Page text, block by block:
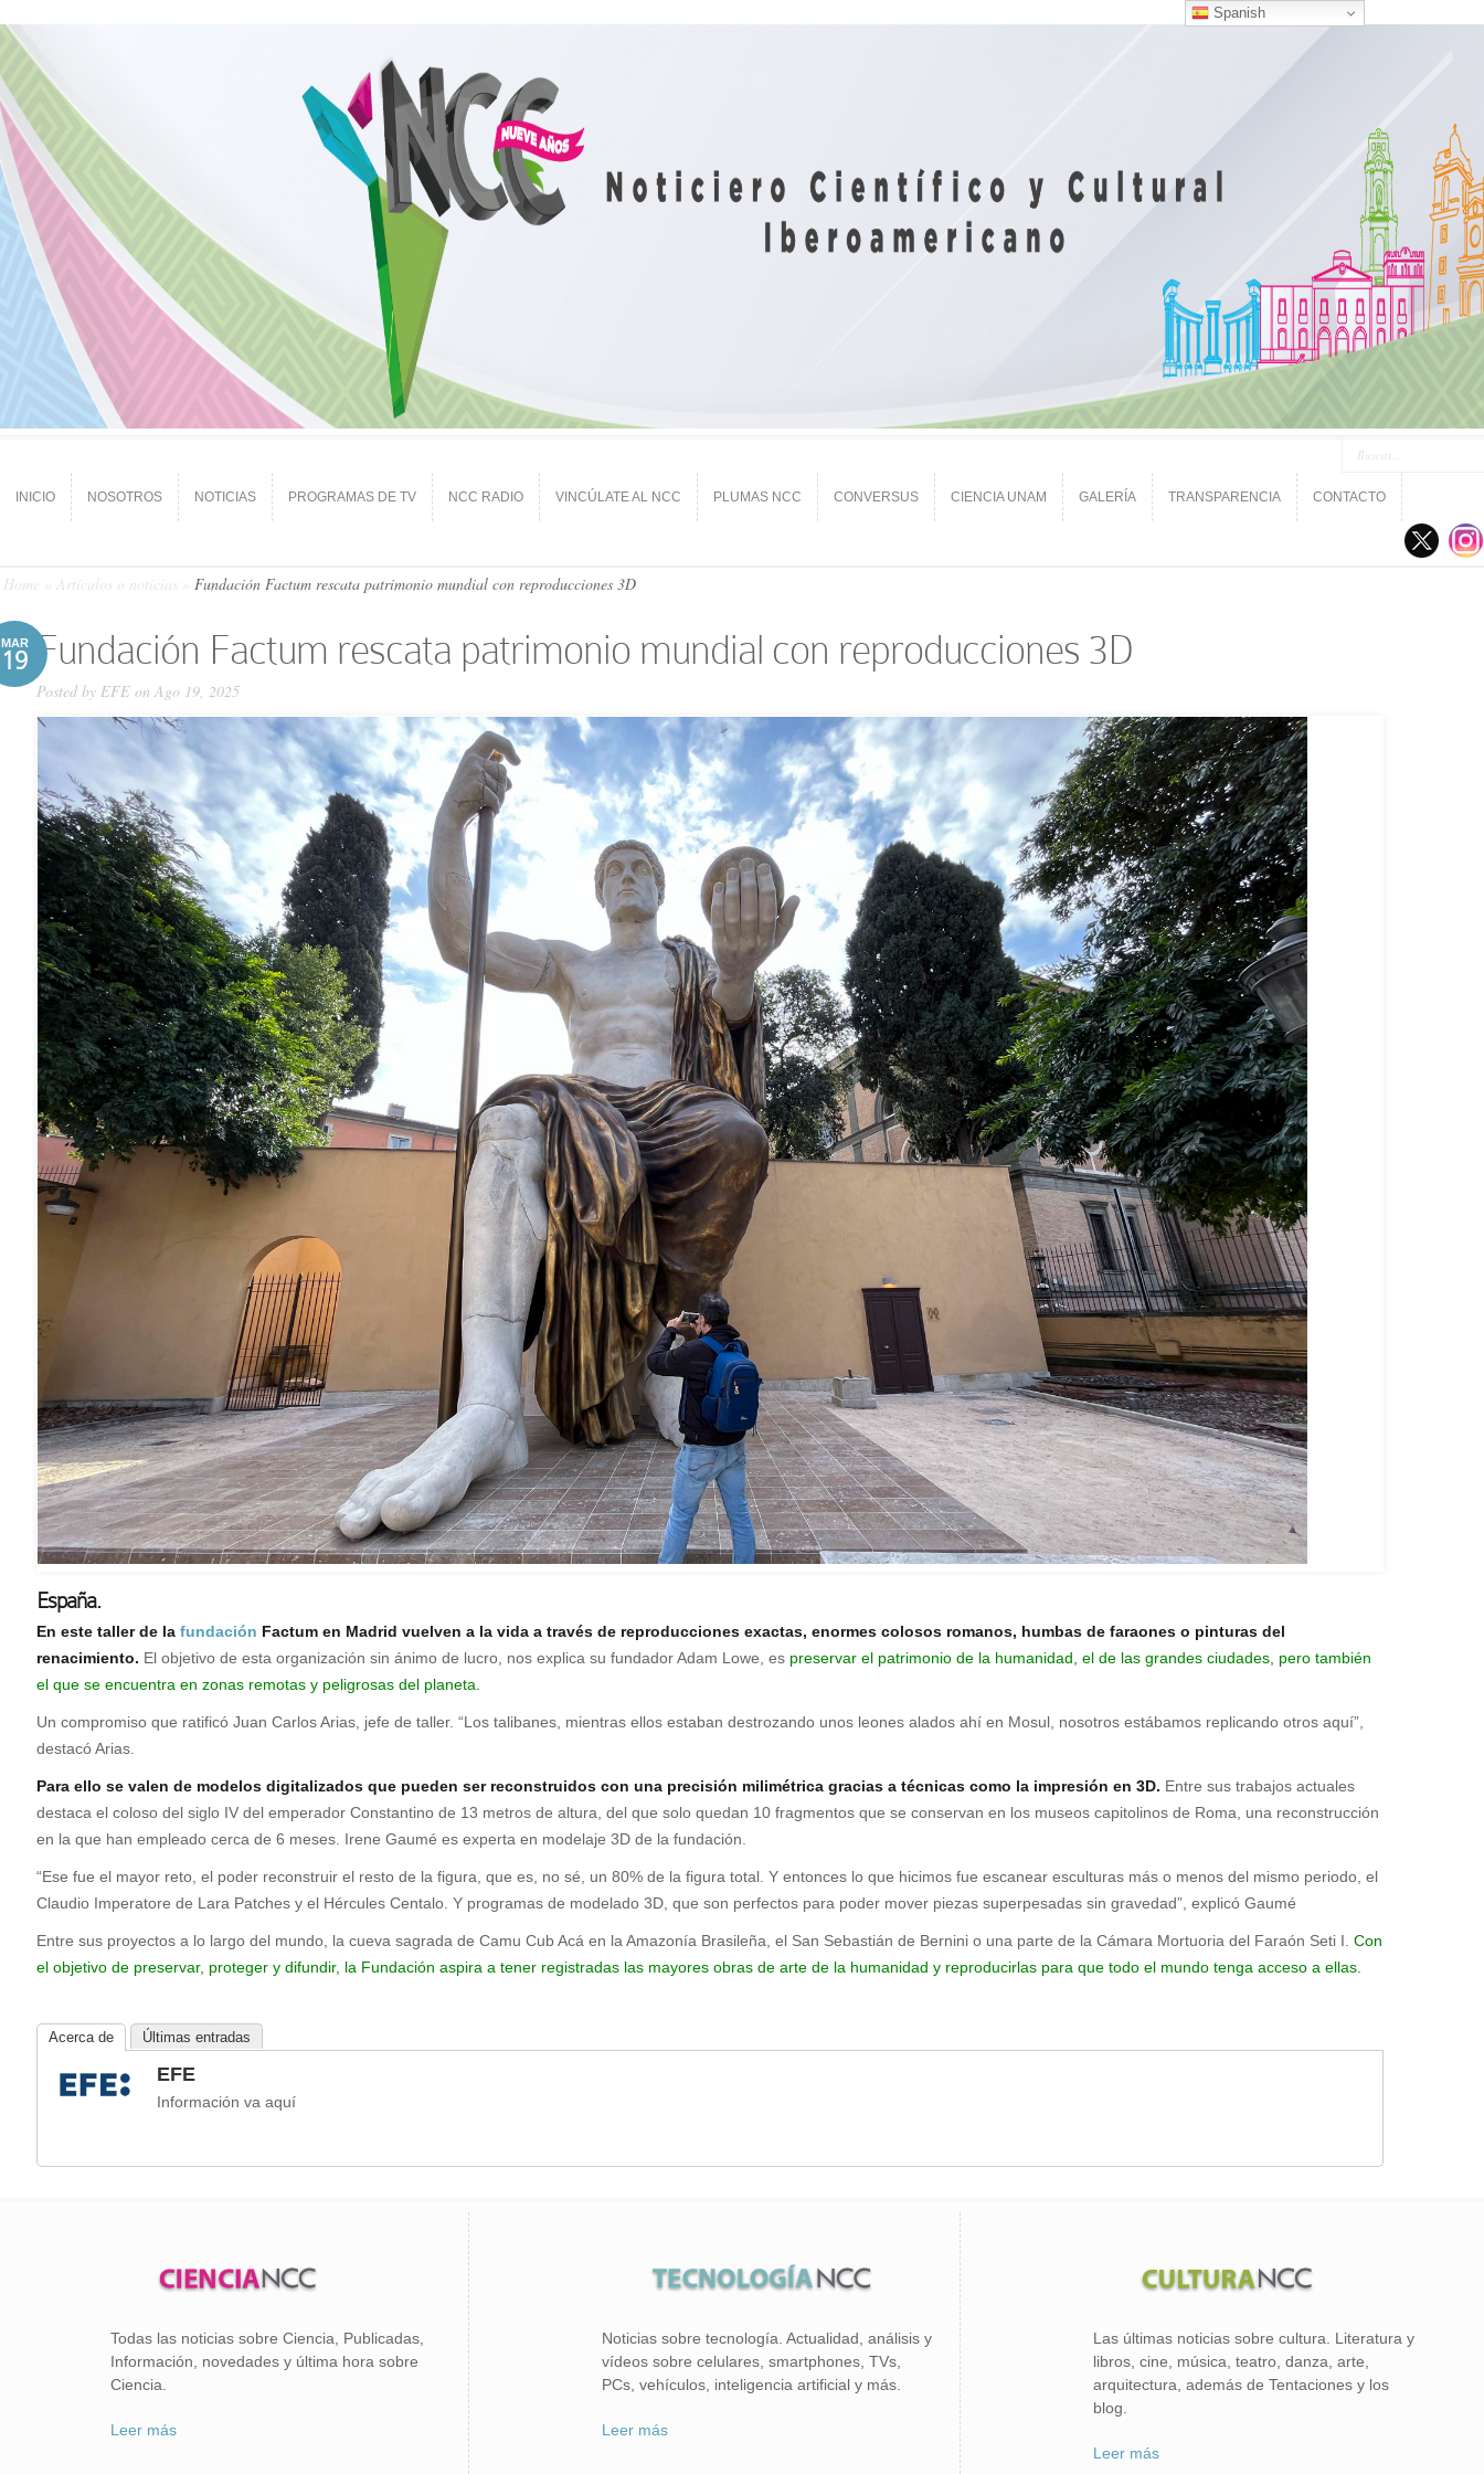
INICIO NOSOTROS NOTICIAS PROGRAMAS DE TV NCC RADIO VINCÚLATE AL NCC PLUMAS NCC CONVERSUS CIENCIA UNAM GALERÍA TRANSPARENCIA CONTACTO
Home Artículos o noticias Fundación Factum rescata patrimonio mundial con reproducciones 3D
MAR
19 Fundación Factum rescata patrimonio mundial con reproducciones 3D
Posted by EFE on Ago 19, 2025
España.
En este taller de la fundación Factum en Madrid vuelven a la vida a través de reproducciones exactas, enormes colosos romanos, humbas de faraones o pinturas del
renacimiento. El objetivo de esta organización sin ánimo de lucro, nos explica su fundador Adam Lowe, es preservar el patrimonio de la humanidad, el de las grandes ciudades, pero también
el que se encuentra en zonas remotas y peligrosas del planeta.
Un compromiso que ratificó Juan Carlos Arias, jefe de taller. “Los talibanes, mientras ellos estaban destrozando unos leones alados ahí en Mosul, nosotros estábamos replicando otros aquí”,
destacó Arias.
Para ello se valen de modelos digitalizados que pueden ser reconstruidos con una precisión milimétrica gracias a técnicas como la impresión en 3D. Entre sus trabajos actuales
destaca el coloso del siglo IV del emperador Constantino de 13 metros de altura, del que solo quedan 10 fragmentos que se conservan en los museos capitolinos de Roma, una reconstrucción
en la que han empleado cerca de 6 meses. Irene Gaumé es experta en modelaje 3D de la fundación.
“Ese fue el mayor reto, el poder reconstruir el resto de la figura, que es, no sé, un 80% de la figura total. Y entonces lo que hicimos fue escanear esculturas más o menos del mismo periodo, el
Claudio Imperatore de Lara Patches y el Hércules Centalo. Y programas de modelado 3D, que son perfectos para poder mover piezas superpesadas sin gravedad”, explicó Gaumé
Entre sus proyectos a lo largo del mundo, la cueva sagrada de Camu Cub Acá en la Amazonía Brasileña, el San Sebastián de Bernini o una parte de la Cámara Mortuoria del Faraón Seti I. Con
el objetivo de preservar, proteger y difundir, la Fundación aspira a tener registradas las mayores obras de arte de la humanidad y reproducirlas para que todo el mundo tenga acceso a ellas.
Acerca de Últimas entradas
EFE
Información va aquí
Todas las noticias sobre Ciencia, Publicadas,
Información, novedades y última hora sobre
Ciencia.
Leer más
Noticias sobre tecnología. Actualidad, análisis y
vídeos sobre celulares, smartphones, TVs,
PCs, vehículos, inteligencia artificial y más.
Leer más
Las últimas noticias sobre cultura. Literatura y
libros, cine, música, teatro, danza, arte,
arquitectura, además de Tentaciones y los
blog.
Leer más
Spanish